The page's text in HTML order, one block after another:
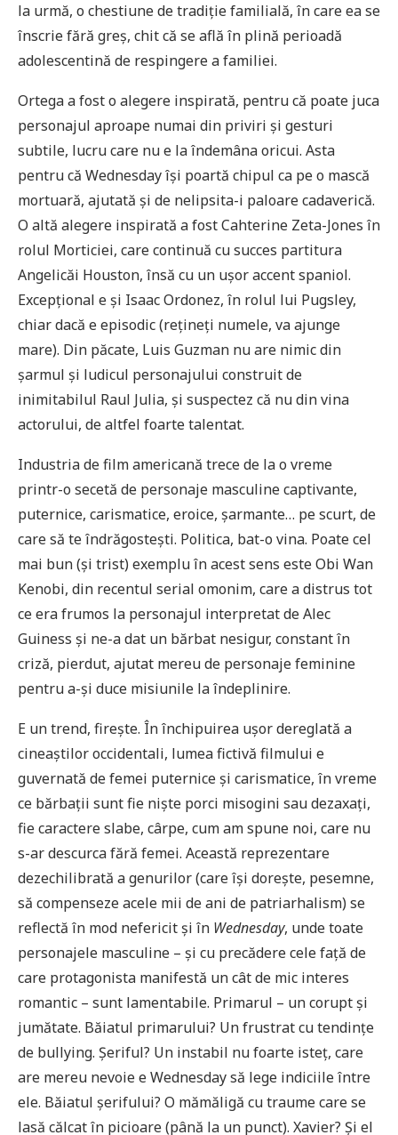
la urmă, o chestiune de tradiție familială, în care ea se
înscrie fără greș, chit că se află în plină perioadă
adolescentină de respingere a familiei.
Ortega a fost o alegere inspirată, pentru că poate juca
personajul aproape numai din priviri și gesturi
subtile, lucru care nu e la îndemâna oricui. Asta
pentru că Wednesday își poartă chipul ca pe o mască
mortuară, ajutată și de nelipsita-i paloare cadaverică.
O altă alegere inspirată a fost Cahterine Zeta-Jones în
rolul Morticiei, care continuă cu succes partitura
Angelicăi Houston, însă cu un ușor accent spaniol.
Excepțional e și Isaac Ordonez, în rolul lui Pugsley,
chiar dacă e episodic (rețineți numele, va ajunge
mare). Din păcate, Luis Guzman nu are nimic din
șarmul și ludicul personajului construit de
inimitabilul Raul Julia, și suspectez că nu din vina
actorului, de altfel foarte talentat.
Industria de film americană trece de la o vreme
printr-o secetă de personaje masculine captivante,
puternice, carismatice, eroice, șarmante… pe scurt, de
care să te îndrăgostești. Politica, bat-o vina. Poate cel
mai bun (și trist) exemplu în acest sens este Obi Wan
Kenobi, din recentul serial omonim, care a distrus tot
ce era frumos la personajul interpretat de Alec
Guiness și ne-a dat un bărbat nesigur, constant în
criză, pierdut, ajutat mereu de personaje feminine
pentru a-și duce misiunile la îndeplinire.
E un trend, firește. În închipuirea ușor dereglată a
cineaștilor occidentali, lumea fictivă filmului e
guvernată de femei puternice și carismatice, în vreme
ce bărbații sunt fie niște porci misogini sau dezaxați,
fie caractere slabe, cârpe, cum am spune noi, care nu
s-ar descurca fără femei. Această reprezentare
dezechilibrată a genurilor (care își dorește, pesemne,
să compenseze acele mii de ani de patriarhalism) se
reflectă în mod nefericit și în Wednesday, unde toate
personajele masculine – și cu precădere cele față de
care protagonista manifestă un cât de mic interes
romantic – sunt lamentabile. Primarul – un corupt și
jumătate. Băiatul primarului? Un frustrat cu tendințe
de bullying. Șeriful? Un instabil nu foarte isteț, care
are mereu nevoie e Wednesday să lege indiciile între
ele. Băiatul șerifului? O mămăligă cu traume care se
lasă călcat în picioare (până la un punct). Xavier? Și el